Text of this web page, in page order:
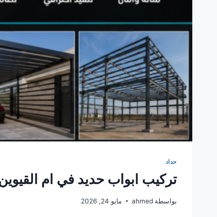
حداد
تركيب ابواب حديد في ام القيوين
بواسطة ahmed مايو 24, 2026